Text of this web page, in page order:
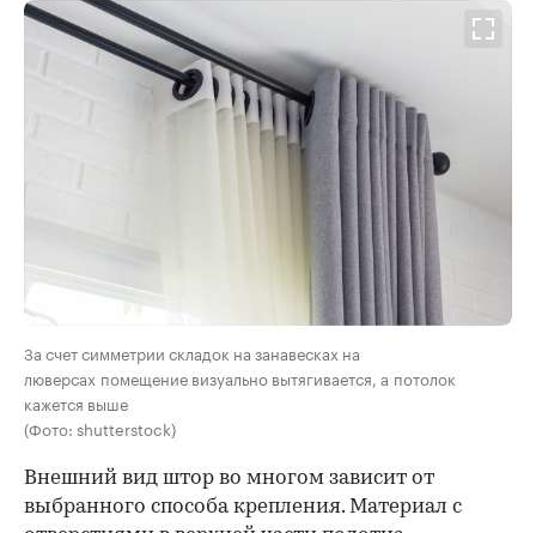
За счет симметрии складок на занавесках на
люверсах помещение визуально вытягивается, а потолок
кажется выше
(Фото: shutterstock)
Внешний вид штор во многом зависит от
выбранного способа крепления. Материал с